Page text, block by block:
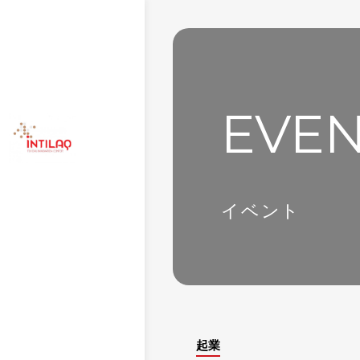
イベント
起業